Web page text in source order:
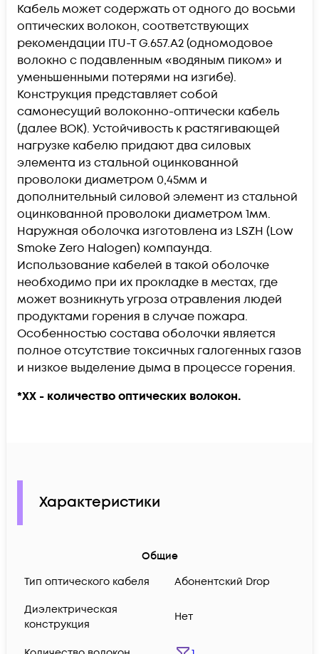
Кабель может содержать от одного до восьми
оптических волокон, соответствующих
рекомендации ITU-T G.657.А2 (одномодовое
волокно с подавленным «водяным пиком» и
уменьшенными потерями на изгибе).
Конструкция представляет собой
самонесущий волоконно-оптически кабель
(далее ВОК). Устойчивость к растягивающей
нагрузке кабелю придают два силовых
элемента из стальной оцинкованной
проволоки диаметром 0,45мм и
дополнительный силовой элемент из стальной
оцинкованной проволоки диаметром 1мм.
Наружная оболочка изготовлена из LSZH (Low
Smoke Zero Halogen) компаунда.
Использование кабелей в такой оболочке
необходимо при их прокладке в местах, где
может возникнуть угроза отравления людей
продуктами горения в случае пожара.
Особенностью состава оболочки является
полное отсутствие токсичных галогенных газов
и низкое выделение дыма в процессе горения.
*ХХ - количество оптических волокон.
Характеристики
Общие
Тип оптического кабеля
Абонентский Drop
Диэлектрическая
конструкция
Нет